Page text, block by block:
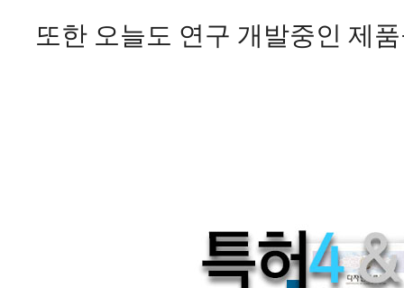
또한 오늘도 연구 개발중인 제